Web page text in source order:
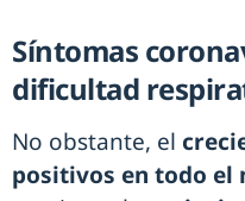
Síntomas
dificultad
No obstante, el
positivos en todo el